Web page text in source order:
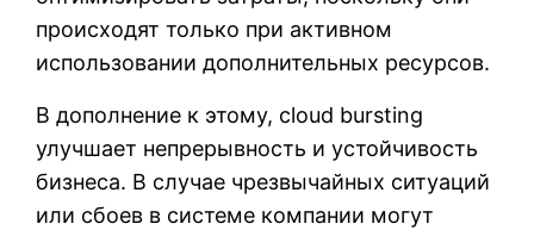
происходят только при активном
использовании дополнительных ресурсов.
В дополнение к этому, cloud bursting
улучшает непрерывность и устойчивость
бизнеса. В случае чрезвычайных ситуаций
или сбоев в системе компании могут